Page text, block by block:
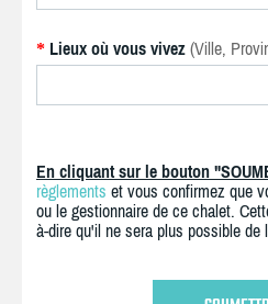
* Lieux où vous vivez (Ville,
En cliquant sur le bouton
règlements et vous confirmez que
ou le gestionnaire de ce chalet.
à-dire qu'il ne sera plus possible de